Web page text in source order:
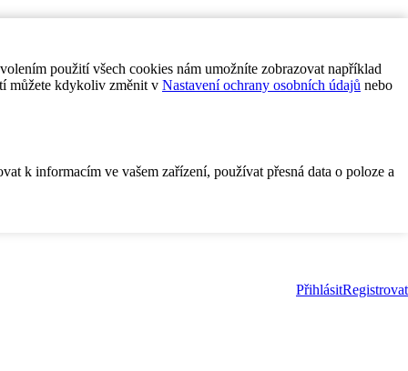
použití všech cookies nám umožníte zobrazovat například
můžete kdykoliv změnit v Nastavení ochrany osobních údajů nebo
k informacím ve vašem zařízení, používat přesná data o poloze a
PřihlásitRegistrovat